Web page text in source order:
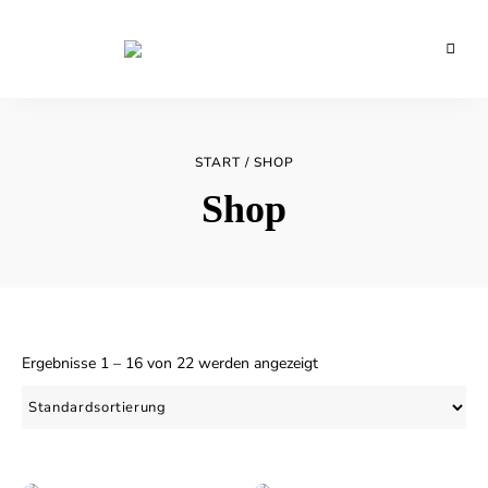
START/ SHOP
Shop
Ergebnisse 1 – 16 von 22 werden angezeigt